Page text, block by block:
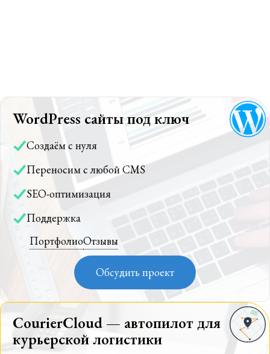
WordPress сайты под ключ
Создаём с нуля
Переносим с любой CMS
SEO-оптимизация
Поддержка
ПортфолиоОтзывы
Обсудить проект
CourierCloud — автопилот для
курьерской логистики